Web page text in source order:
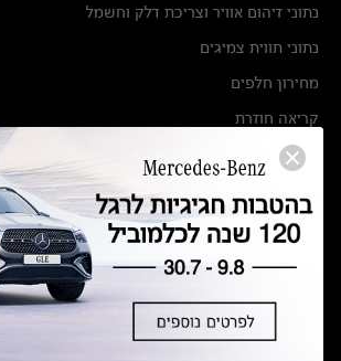
נתוני זיהום אוויר וצריכת דלק וחשמל
נתוני תווית צמיגים
מחירון חלפים
קריאה חוזרת
הודעה על הטבות לרכבי מרצדס בהסדר פשרה בתצ 56447-02-19
תקנון ימי מכירות 120 לכלמוביל
מצאו אותנו